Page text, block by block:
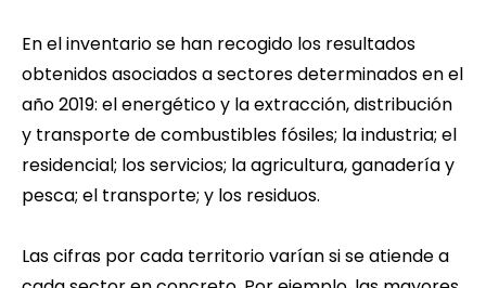
En el inventario se han recogido los resultados
obtenidos asociados a sectores determinados en el
año 2019: el energético y la extracción, distribución
y transporte de combustibles fósiles; la industria; el
residencial; los servicios; la agricultura, ganadería y
pesca; el transporte; y los residuos.
Las cifras por cada territorio varían si se atiende a